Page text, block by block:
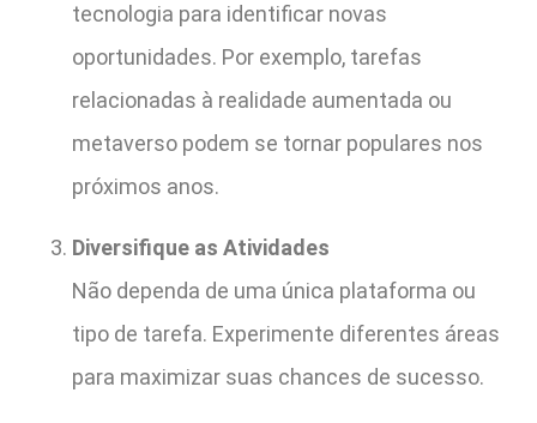
tecnologia para identificar novas
oportunidades. Por exemplo, tarefas
relacionadas à realidade aumentada ou
metaverso podem se tornar populares nos
próximos anos.
Diversifique as Atividades
Não dependa de uma única plataforma ou
tipo de tarefa. Experimente diferentes áreas
para maximizar suas chances de sucesso.